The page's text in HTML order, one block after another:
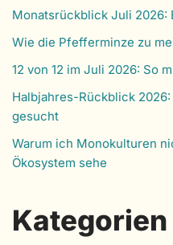
Monatsrückblick Juli 2026:
Wie die Pfefferminze zu
12 von 12 im Juli 2026: So
Halbjahres-Rückblick
gesucht
Warum ich Monokulturen
Ökosystem sehe
Kategorien